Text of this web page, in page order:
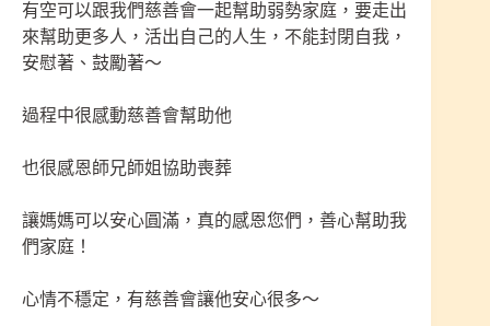
有空可以跟我們慈善會一起幫助弱勢家庭，要走出
來幫助更多人，活出自己的人生，不能封閉自我，
安慰著、鼓勵著～
過程中很感動慈善會幫助他
也很感恩師兄師姐協助喪葬
讓媽媽可以安心圓滿，真的感恩您們，善心幫助我
們家庭！
心情不穩定，有慈善會讓他安心很多～